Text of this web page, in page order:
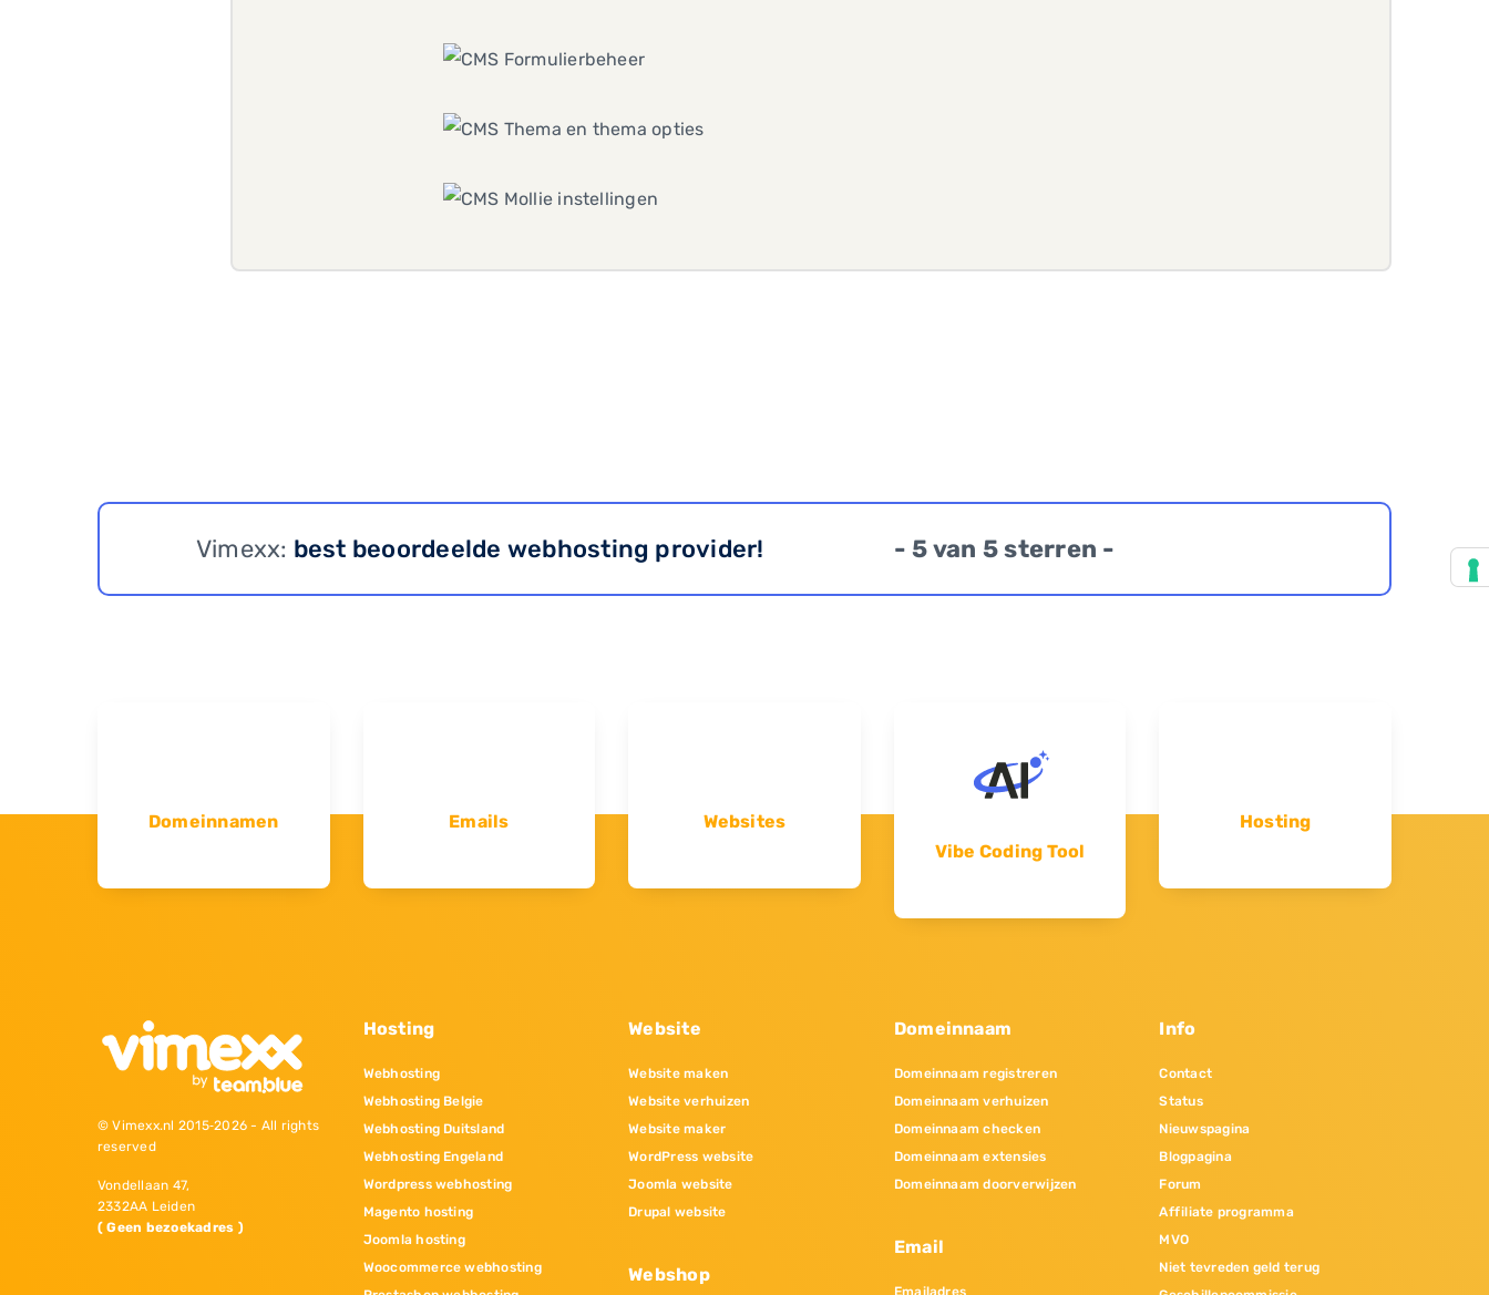
Vimexx: best beoordeelde webhosting provider! - 5 van 5 sterren -
Domeinnamen Emails
Websites
Vibe Coding Tool
Hosting
© Vimexx.nl 2015‐2026 - All rights
reserved
Vondellaan 47,
2332AA Leiden
( Geen bezoekadres )
Hosting
Webhosting
Webhosting Belgie
Webhosting Duitsland
Webhosting Engeland
Wordpress webhosting
Magento hosting
Joomla hosting
Woocommerce webhosting
Website
Website maken
Website verhuizen
Website maker
WordPress website
Joomla website
Drupal website
Webshop
Domeinnaam
Domeinnaam registreren
Domeinnaam verhuizen
Domeinnaam checken
Domeinnaam extensies
Domeinnaam doorverwijzen
Email
Emailadres
Info
Contact
Status
Nieuwspagina
Blogpagina
Forum
Affiliate programma
MVO
Niet tevreden geld terug